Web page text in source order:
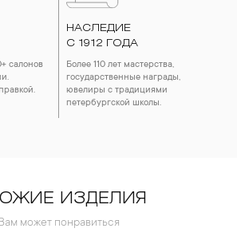
салонов
НАСЛЕДИЕ
С 1912 ГОДА
Более 110 лет мастерства,
государственные награды,
ювелиры с традициями
петербургской школы.
ИЗДЕЛИЯ
может понравиться